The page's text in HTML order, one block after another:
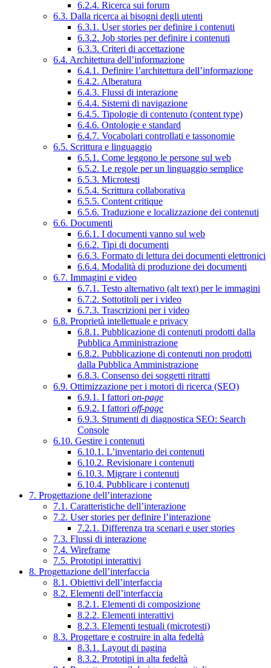
6.2.4. Ricerca sui forum
6.3. Dalla ricerca ai bisogni degli utenti
6.3.1. User stories per definire i contenuti
6.3.2. Job stories per definire i contenuti
6.3.3. Criteri di accettazione
6.4. Architettura dell’informazione
6.4.1. Definire l’architettura dell’informazione
6.4.2. Alberatura
6.4.3. Flussi di interazione
6.4.4. Sistemi di navigazione
6.4.5. Tipologie di contenuto (content type)
6.4.6. Ontologie e standard
6.4.7. Vocabolari controllati e tassonomie
6.5. Scrittura e linguaggio
6.5.1. Come leggono le persone sul web
6.5.2. Le regole per un linguaggio semplice
6.5.3. Microtesti
6.5.4. Scrittura collaborativa
6.5.5. Content critique
6.5.6. Traduzione e localizzazione dei contenuti
6.6. Documenti
6.6.1. I documenti vanno sul web
6.6.2. Tipi di documenti
6.6.3. Formato di lettura dei documenti elettronici
6.6.4. Modalità di produzione dei documenti
6.7. Immagini e video
6.7.1. Testo alternativo (alt text) per le immagini
6.7.2. Sottotitoli per i video
6.7.3. Trascrizioni per i video
6.8. Proprietà intellettuale e privacy
6.8.1. Pubblicazione di contenuti prodotti dalla
Pubblica Amministrazione
6.8.2. Pubblicazione di contenuti non prodotti
dalla Pubblica Amministrazione
6.8.3. Consenso dei soggetti ritratti
6.9. Ottimizzazione per i motori di ricerca (SEO)
6.9.1. I fattori on-page
6.9.2. I fattori off-page
6.9.3. Strumenti di diagnostica SEO: Search
Console
6.10. Gestire i contenuti
6.10.1. L’inventario dei contenuti
6.10.2. Revisionare i contenuti
6.10.3. Migrare i contenuti
6.10.4. Pubblicare i contenuti
7. Progettazione dell’interazione
7.1. Caratteristiche dell’interazione
7.2. User stories per definire l’interazione
7.2.1. Differenza tra scenari e user stories
7.3. Flussi di interazione
7.4. Wireframe
7.5. Prototipi interattivi
8. Progettazione dell’interfaccia
8.1. Obiettivi dell’interfaccia
8.2. Elementi dell’interfaccia
8.2.1. Elementi di composizione
8.2.2. Elementi interattivi
8.2.3. Elementi testuali (microtesti)
8.3. Progettare e costruire in alta fedeltà
8.3.1. Layout di pagina
8.3.2. Prototipi in alta fedeltà